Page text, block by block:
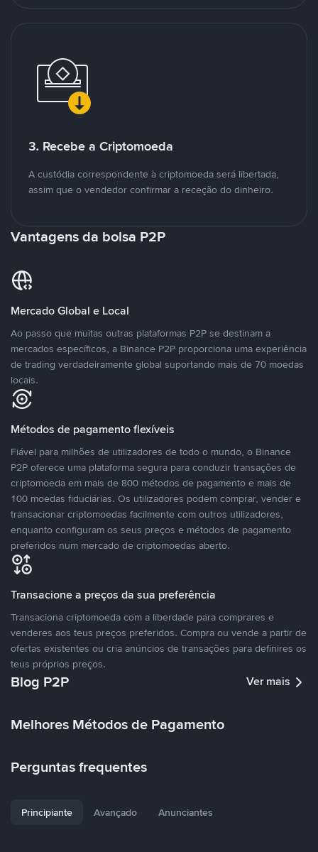
3. Recebe a Criptomoeda
A custódia correspondente à criptomoeda será libertada,
assim que o vendedor confirmar a receção do dinheiro.
Vantagens da bolsa P2P
Mercado Global e Local
Ao passo que muitas outras plataformas P2P se destinam a
mercados específicos, a Binance P2P proporciona uma experiência
de trading verdadeiramente global suportando mais de 70 moedas
locais.
Métodos de pagamento flexíveis
Fiável para milhões de utilizadores de todo o mundo, o Binance
P2P oferece uma plataforma segura para conduzir transações de
criptomoeda em mais de 800 métodos de pagamento e mais de
100 moedas fiduciárias. Os utilizadores podem comprar, vender e
transacionar criptomoedas facilmente com outros utilizadores,
enquanto configuram os seus preços e métodos de pagamento
preferidos num mercado de criptomoedas aberto.
Transacione a preços da sua preferência
Transaciona criptomoeda com a liberdade para comprares e
venderes aos teus preços preferidos. Compra ou vende a partir de
ofertas existentes ou cria anúncios de transações para definires os
teus próprios preços.
Blog P2P Ver mais
Melhores Métodos de Pagamento
Perguntas frequentes
Principiante Avançado Anunciantes